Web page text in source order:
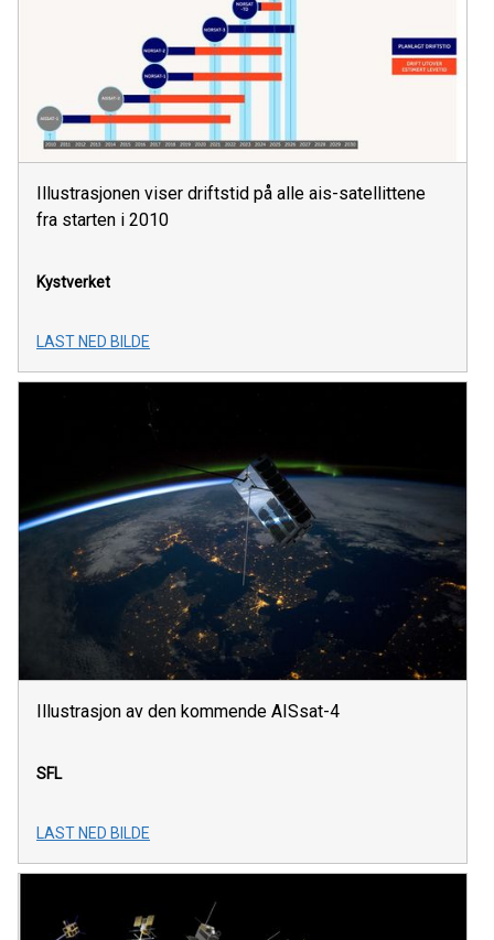
Illustrasjonen viser driftstid på alle ais-satellittene
fra starten i 2010
Kystverket
LAST NED BILDE
Illustrasjon av den kommende AISsat-4
SFL
LAST NED BILDE